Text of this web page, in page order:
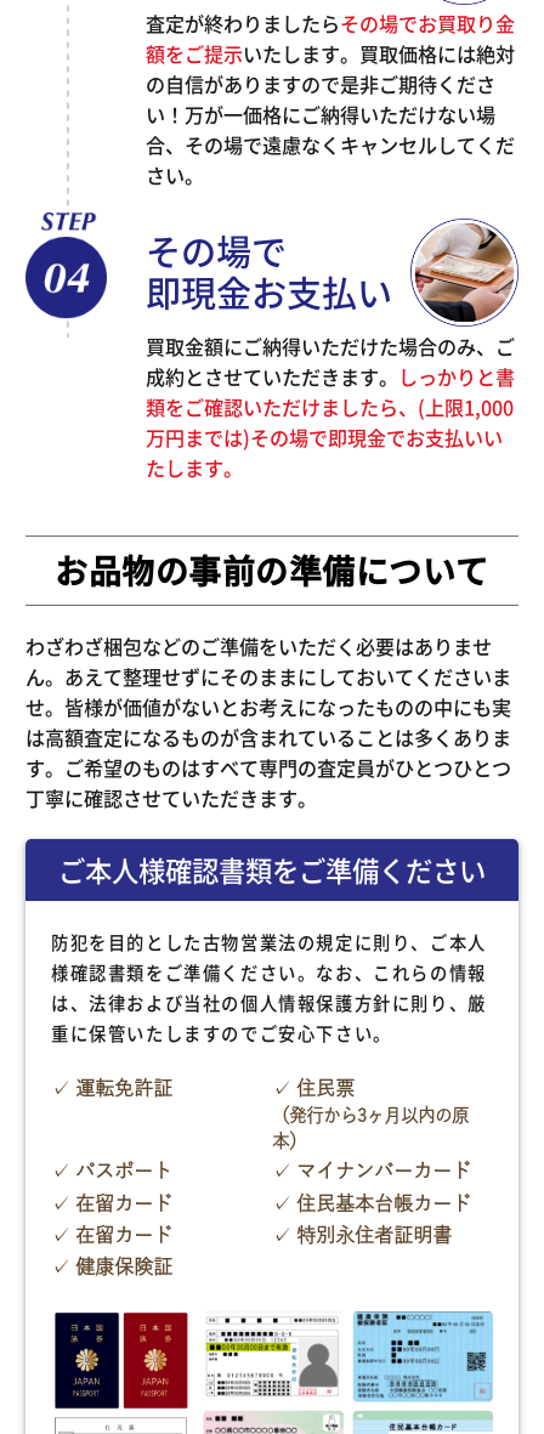
査定が終わりましたらその場でお買取り金
額をご提示いたします。買取価格には絶対
の自信がありますので是非ご期待くださ
い！万が一価格にご納得いただけない場
合、その場で遠慮なくキャンセルしてくだ
さい。
その場で
即現金お支払い
買取金額にご納得いただけた場合のみ、ご
成約とさせていただきます。 しっかりと書
類をご確認いただけましたら、(上限1,000
万円までは)その場で即現金でお支払いい
たします。
お品物の事前の準備について
わざわざ梱包などのご準備をいただく必要はありませ
ん。あえて整理せずにそのままにしておいてくださいま
せ。皆様が価値がないとお考えになったものの中にも実
は高額査定になるものが含まれていることは多くありま
す。ご希望のものはすべて専門の査定員がひとつひとつ
丁寧に確認させていただきます。
ご本人様確認書類をご準備ください
防犯を目的とした古物営業法の規定に則り、ご本人
様確認書類をご準備ください。なお、これらの情報
は、法律および当社の個人情報保護方針に則り、厳
重に保管いたしますのでご安心下さい。
運転免許証 住民票
（発行から3ヶ月以内の原
本）
パスポート
マイナンバーカード
在留カード
住民基本台帳カード
在留カード
特別永住者証明書
健康保険証